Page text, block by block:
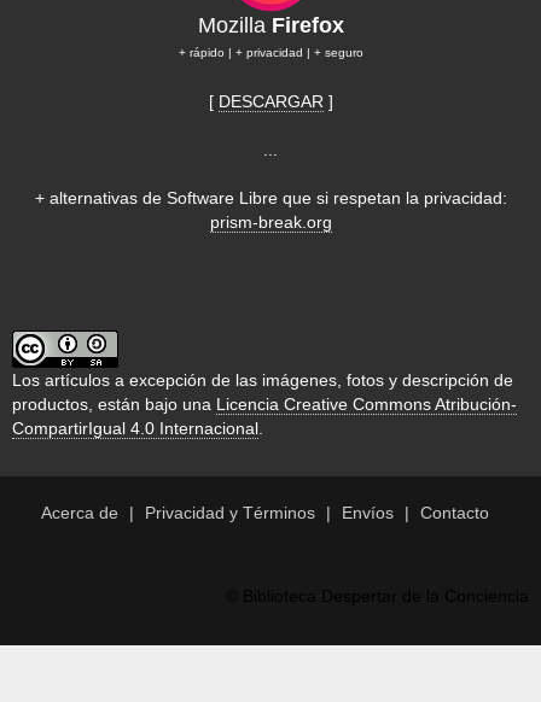
Mozilla Firefox
+ rápido | + privacidad | + seguro
[ DESCARGAR ]
+ alternativas de Software Libre que si respetan la privacidad:
prism-break.org
Los artículos a excepción de las imágenes, fotos y descripción de
productos, están bajo una Licencia Creative Commons Atribución-
CompartirIgual 4.0 Internacional
Acerca de Privacidad y Términos Envíos Contacto